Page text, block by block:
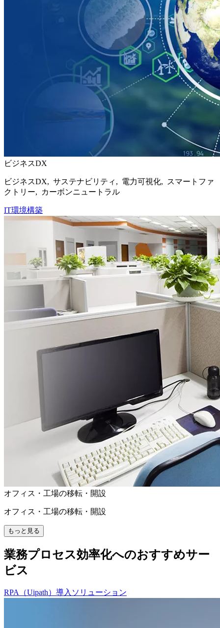
ビジネスDX
ビジネスDX, サステナビリティ, 電力可視化, スマートファ
クトリー, カーボンニュートラル
IT環境構築
オフィス・工場の移転・開設
オフィス・工場の移転・開設
もっと見る
業務プロセス効率化へのおすすめサー
ビス
RPA（Uipath）導入ソリューション